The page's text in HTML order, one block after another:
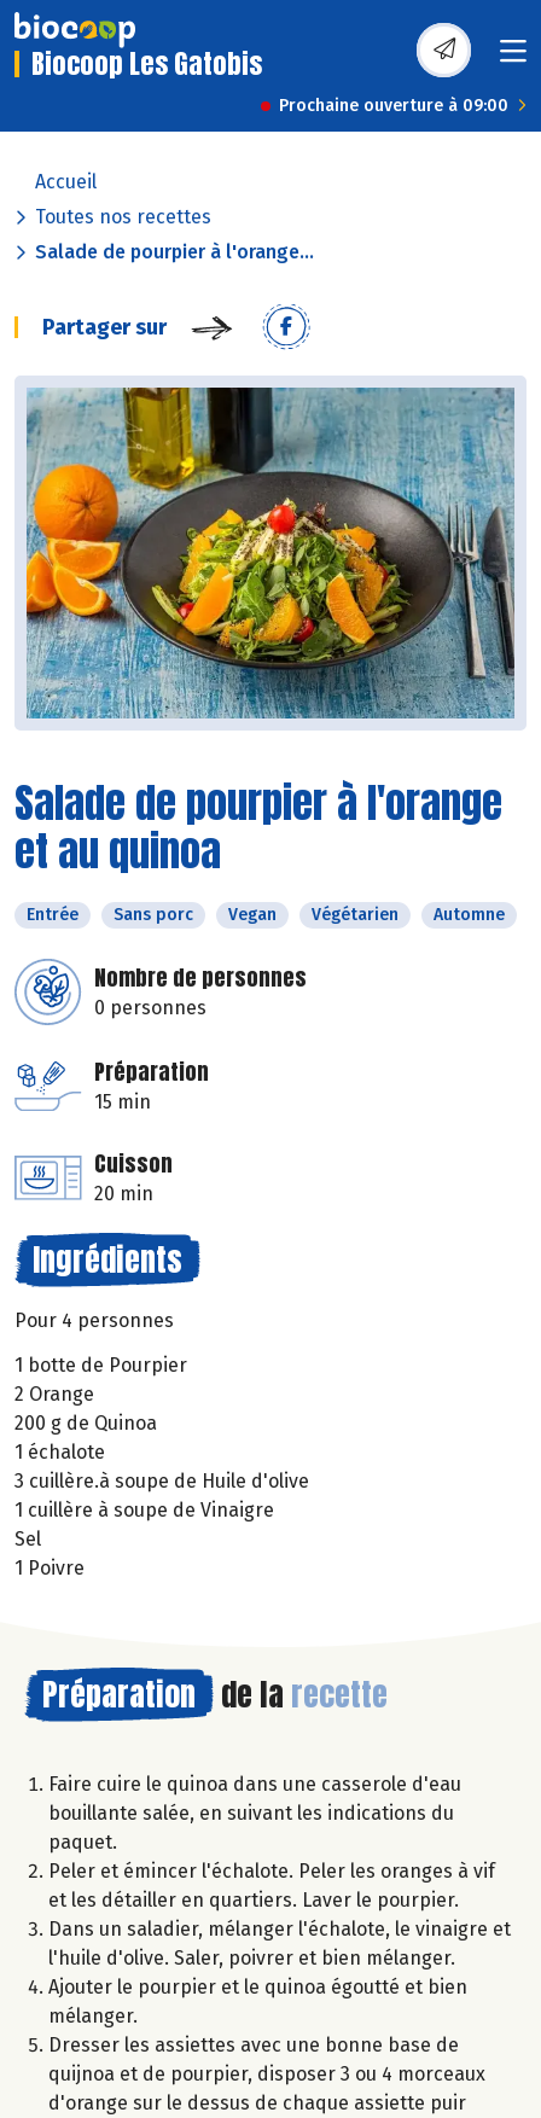
Biocoop Les Gatobis
Prochaine ouverture à 09:00
Accueil
Toutes nos recettes
Salade de pourpier à l'orange...
Partager sur
Salade de pourpier à l'orange
et au quinoa
Entrée Sans porc Vegan Végétarien Automne
Nombre de personnes
0 personnes
Préparation
15 min
Cuisson
20 min
Ingrédients
Pour 4 personnes
1 botte de Pourpier
2 Orange
200 g de Quinoa
1 échalote
3 cuillère.à soupe de Huile d'olive
1 cuillère à soupe de Vinaigre
Sel
1 Poivre
Préparation de la recette
Faire cuire le quinoa dans une casserole d'eau
bouillante salée, en suivant les indications du
paquet.
Peler et émincer l'échalote. Peler les oranges à vif
et les détailler en quartiers. Laver le pourpier.
Dans un saladier, mélanger l'échalote, le vinaigre et
l'huile d'olive. Saler, poivrer et bien mélanger.
Ajouter le pourpier et le quinoa égoutté et bien
mélanger.
Dresser les assiettes avec une bonne base de
quijnoa et de pourpier, disposer 3 ou 4 morceaux
d'orange sur le dessus de chaque assiette puir